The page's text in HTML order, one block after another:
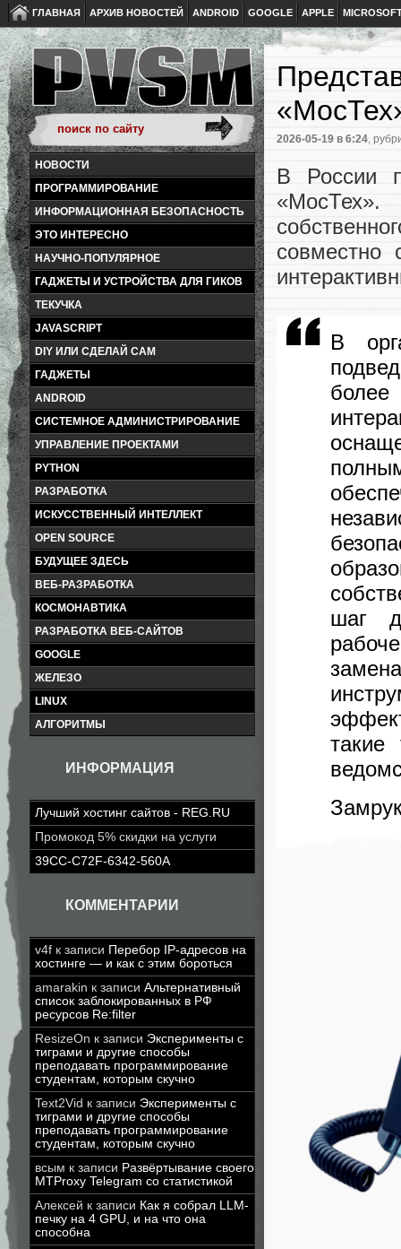
ГЛАВНАЯ АРХИВ НОВОСТЕЙ ANDROID GOOGLE APPLE
НОВОСТИ
ПРОГРАММИРОВАНИЕ
ИНФОРМАЦИОННАЯ БЕЗОПАСНОСТЬ
ЭТО ИНТЕРЕСНО
НАУЧНО-ПОПУЛЯРНОЕ
ГАДЖЕТЫ И УСТРОЙСТВА ДЛЯ ГИКОВ
ТЕКУЧКА
JAVASCRIPT
DIY ИЛИ СДЕЛАЙ САМ
ГАДЖЕТЫ
ANDROID
СИСТЕМНОЕ АДМИНИСТРИРОВАНИЕ
УПРАВЛЕНИЕ ПРОЕКТАМИ
PYTHON
РАЗРАБОТКА
ИСКУССТВЕННЫЙ ИНТЕЛЛЕКТ
OPEN SOURCE
БУДУЩЕЕ ЗДЕСЬ
ВЕБ-РАЗРАБОТКА
КОСМОНАВТИКА
РАЗРАБОТКА ВЕБ-САЙТОВ
GOOGLE
ЖЕЛЕЗО
LINUX
АЛГОРИТМЫ
ИНФОРМАЦИЯ
Лучший хостинг сайтов - REG.RU
Промокод 5% скидки на услуги
39CC-C72F-6342-560A
КОММЕНТАРИИ
v4f к записи Перебор IP-адресов на
хостинге — и как с этим бороться
amarakin к записи Альтернативный
список заблокированных в РФ
ресурсов Re:filter
ResizeOn к записи Эксперименты с
тиграми и другие способы
преподавать программирование
студентам, которым скучно
Text2Vid к записи Эксперименты с
тиграми и другие способы
преподавать программирование
студентам, которым скучно
всым к записи Развёртывание своего
MTProxy Telegram со статистикой
Алексей к записи Как я собрал LLM-
печку на 4 GPU, и на что она
способна
2026-05-19 в 6:24,
В России
совместно
В
шаг
такие